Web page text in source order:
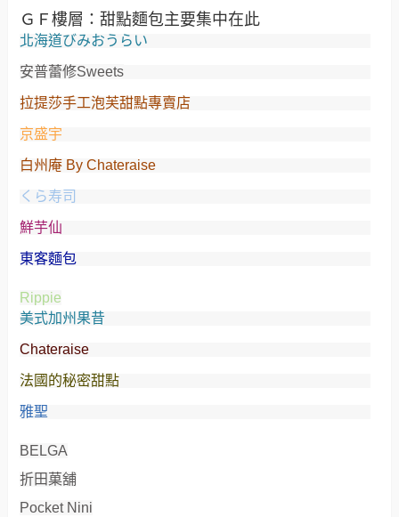
ＧＦ樓層：甜點麵包主要集中在此
北海道びみおうらい
安普蕾修Sweets
拉提莎手工泡芙甜點專賣店
京盛宇
白州庵 By Chateraise
くら寿司
鮮芋仙
東客麵包
Rippie
美式加州果昔
Chateraise
法國的秘密甜點
雅聖
BELGA
折田菓舖
Pocket Nini